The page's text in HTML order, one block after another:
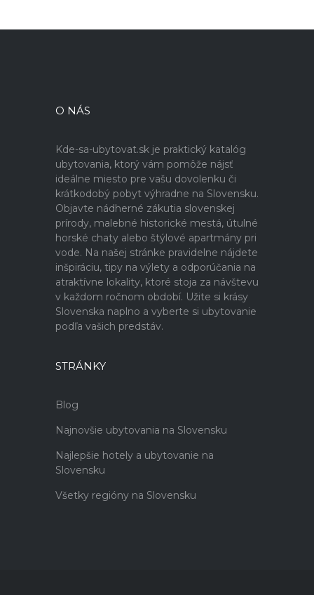
O NÁS
Kde-sa-ubytovat.sk je praktický katalóg
ubytovania, ktorý vám pomôže nájsť
ideálne miesto pre vašu dovolenku či
krátkodobý pobyt výhradne na Slovensku.
Objavte nádherné zákutia slovenskej
prírody, malebné historické mestá, útulné
horské chaty alebo štýlové apartmány pri
vode. Na našej stránke pravidelne nájdete
inšpiráciu, tipy na výlety a odporúčania na
atraktívne lokality, ktoré stoja za návštevu
v každom ročnom období. Užite si krásy
Slovenska naplno a vyberte si ubytovanie
podľa vašich predstáv.
STRÁNKY
Blog
Najnovšie ubytovania na Slovensku
Najlepšie hotely a ubytovanie na
Slovensku
Všetky regióny na Slovensku